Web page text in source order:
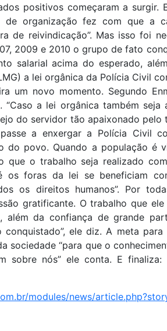
positivos começaram a surgir.
organização fez com que a
de reivindicação”. Mas isso foi
2009 e 2010 o grupo de fato
salarial acima do esperado,
a lei orgânica da Polícia Civil
um novo momento. Segundo
“Caso a lei orgânica também
do servidor tão apaixonado pelo
a enxergar a Polícia Civil
do povo. Quando a população é
que o trabalho seja realizado
os foras da lei se beneficiam
os direitos humanos”. Por
gratificante. O trabalho que ele
além da confiança de grande
ele diz. A meta
sociedade “para que o
sobre nós” ele conta. E finaliza:
modules/news/